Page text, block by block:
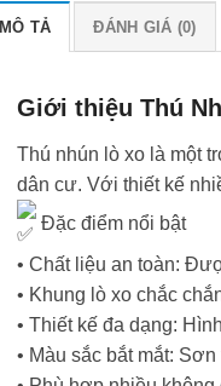
MÔ TẢ ĐÁNH GIÁ (0)
Giới thiệu Thú
Thú nhún lò xo là một
dân cư. Với thiết kế
Đặc điểm nổi bật
• Chất liệu an toàn:
• Khung lò xo chắc
• Thiết kế đa dạng:
• Màu sắc bắt mắt: